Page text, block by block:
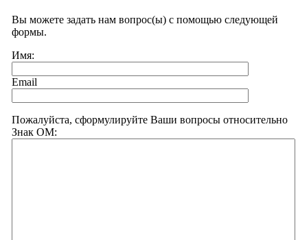
Вы можете задать нам вопрос(ы) с помощью следующей
формы.
Имя:
Email
Пожалуйста, сформулируйте Ваши вопросы относительно
Знак ОМ: